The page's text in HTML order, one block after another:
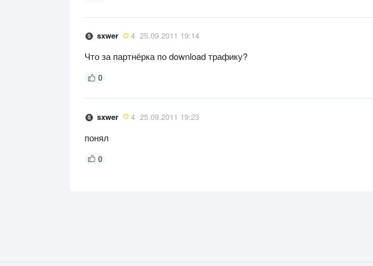
sxwer 4 25.09.2011 19:14
Что за партнёрка по download трафику?
0
sxwer 4 25.09.2011 19:23
понял
0